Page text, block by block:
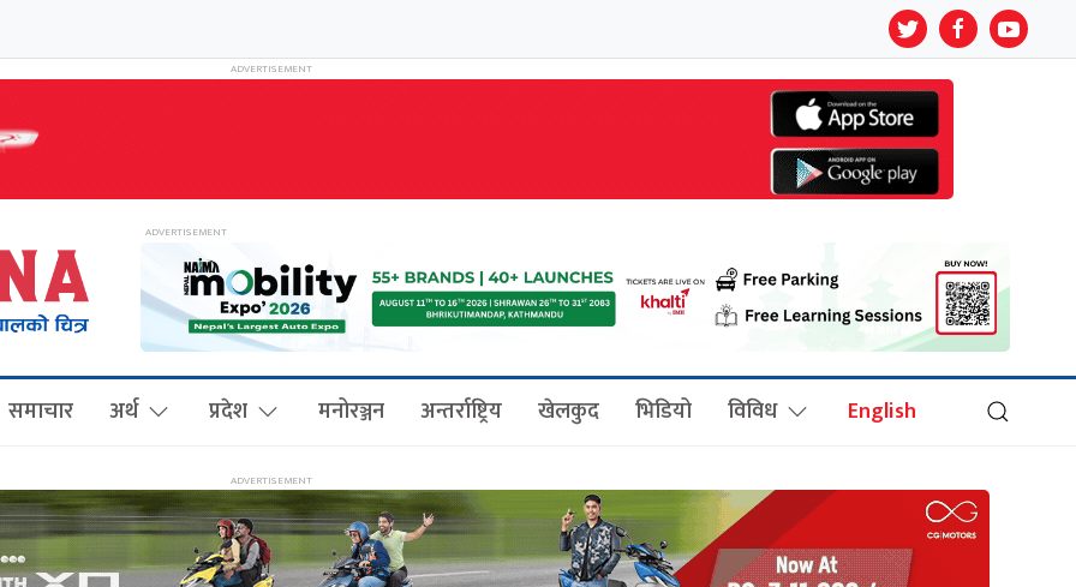
समाचार अर्थ प्रदेश मनोरञ्जन अन्तर्राष्ट्रिय खेलकुद भिडियो विविध English